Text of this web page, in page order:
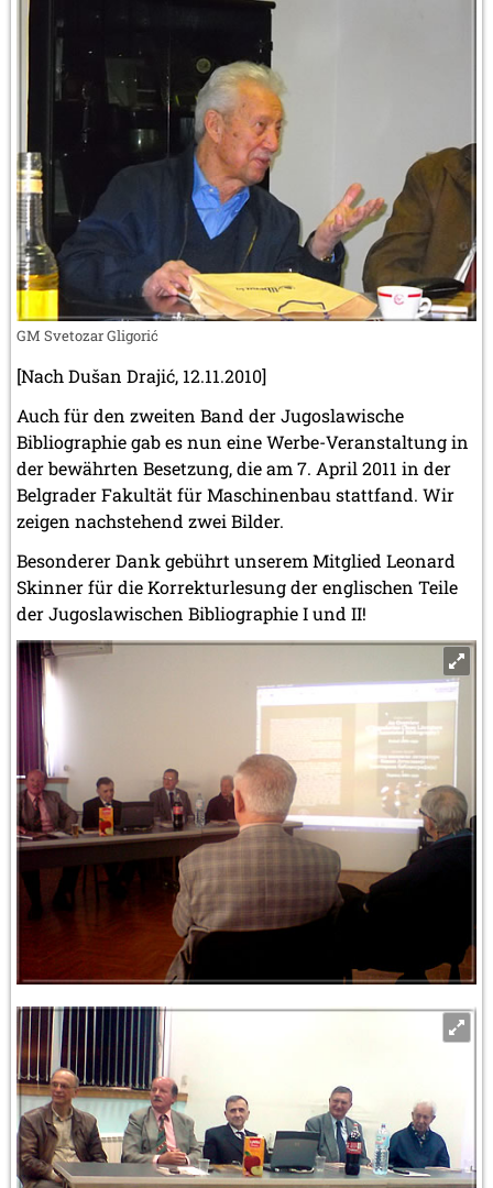
GM Svetozar Gligorić
[Nach Dušan Drajić, 12.11.2010]
Auch für den zweiten Band der Jugoslawische
Bibliographie gab es nun eine Werbe-Veranstaltung in
der bewährten Besetzung, die am 7. April 2011 in der
Belgrader Fakultät für Maschinenbau stattfand. Wir
zeigen nachstehend zwei Bilder.
Besonderer Dank gebührt unserem Mitglied Leonard
Skinner für die Korrekturlesung der englischen Teile
der Jugoslawischen Bibliographie I und II!